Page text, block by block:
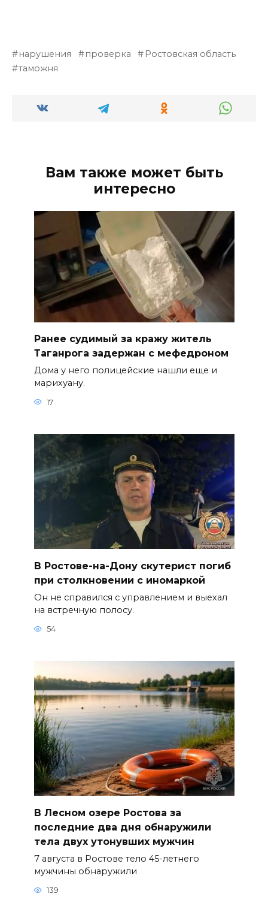
нарушения проверка
Ростовская область
таможня
Вам также может быть
интересно
Ранее судимый за кражу житель
Таганрога задержан с мефедроном
Дома у него полицейские нашли еще и
марихуану.
17
В Ростове-на-Дону скутерист погиб
при столкновении с иномаркой
Он не справился с управлением и выехал
на встречную полосу.
54
В Лесном озере Ростова за
последние два дня обнаружили
тела двух утонувших мужчин
7 августа в Ростове тело 45-летнего
мужчины обнаружили
139